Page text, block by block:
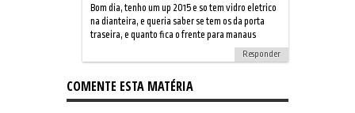
Bom dia, tenho um up 2015 e so tem vidro eletrico
na dianteira, e queria saber se tem os da porta
traseira, e quanto fica o frente para manaus
Responder
COMENTE ESTA MATÉRIA